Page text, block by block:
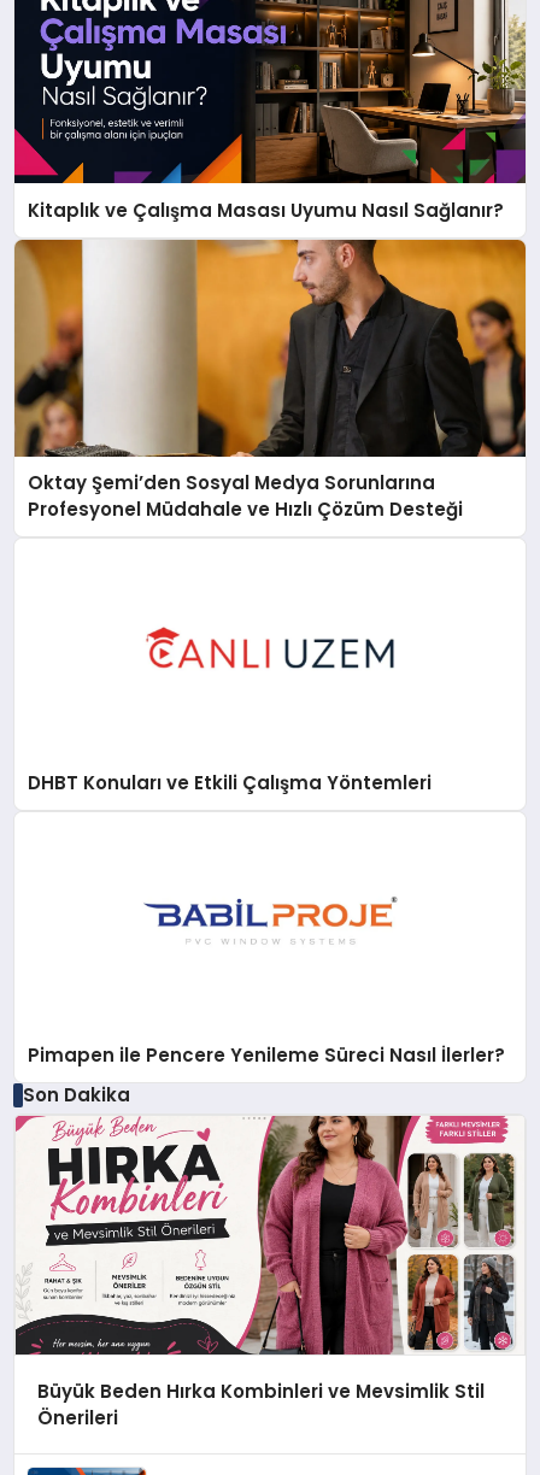
Kitaplık ve Çalışma Masası Uyumu Nasıl Sağlanır?
Oktay Şemi’den Sosyal Medya Sorunlarına
Profesyonel Müdahale ve Hızlı Çözüm Desteği
DHBT Konuları ve Etkili Çalışma Yöntemleri
Pimapen ile Pencere Yenileme Süreci Nasıl İlerler?
Son Dakika
Büyük Beden Hırka Kombinleri ve Mevsimlik Stil
Önerileri